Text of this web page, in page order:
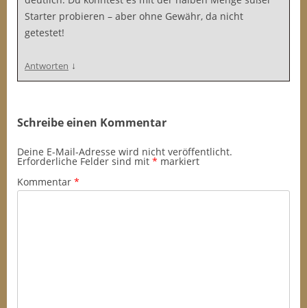
Starter probieren – aber ohne Gewähr, da nicht
getestet!
Antworten ↓
Schreibe einen Kommentar
Deine E-Mail-Adresse wird nicht veröffentlicht.
Erforderliche Felder sind mit * markiert
Kommentar *